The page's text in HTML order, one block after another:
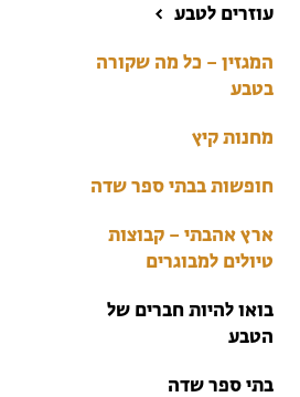
טיולים למבוגרים: ארץ
מחנות קיץ
עוזרים לטבע
המגזין – כל מה שקורה
בטבע
מחנות קיץ
חופשות בבתי ספר שדה
ארץ אהבתי – קבוצות
טיולים למבוגרים
בואו להיות חברים של
הטבע
בתי ספר שדה